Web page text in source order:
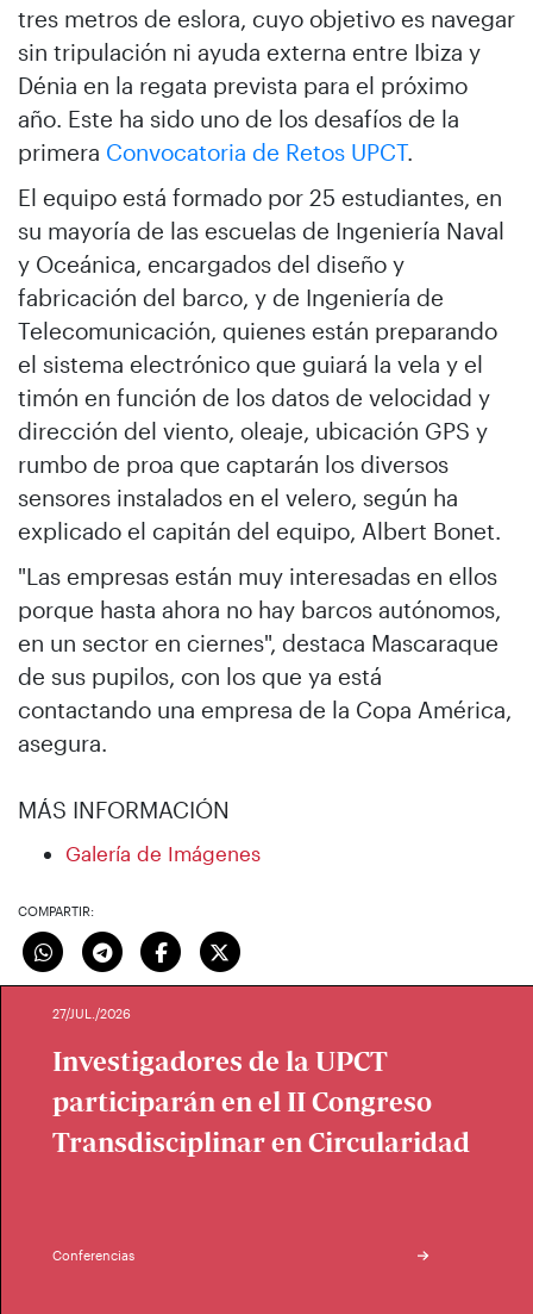
tres metros de eslora, cuyo objetivo es navegar
sin tripulación ni ayuda externa entre Ibiza y
Dénia en la regata prevista para el próximo
año. Este ha sido uno de los desafíos de la
primera Convocatoria de Retos UPCT.
El equipo está formado por 25 estudiantes, en
su mayoría de las escuelas de Ingeniería Naval
y Oceánica, encargados del diseño y
fabricación del barco, y de Ingeniería de
Telecomunicación, quienes están preparando
el sistema electrónico que guiará la vela y el
timón en función de los datos de velocidad y
dirección del viento, oleaje, ubicación GPS y
rumbo de proa que captarán los diversos
sensores instalados en el velero, según ha
explicado el capitán del equipo, Albert Bonet.
"Las empresas están muy interesadas en ellos
porque hasta ahora no hay barcos autónomos,
en un sector en ciernes", destaca Mascaraque
de sus pupilos, con los que ya está
contactando una empresa de la Copa América,
asegura.
MÁS INFORMACIÓN
Galería de Imágenes
COMPARTIR:
27/JUL./2026
Investigadores de la UPCT
participarán en el II Congreso
Transdisciplinar en Circularidad
Conferencias